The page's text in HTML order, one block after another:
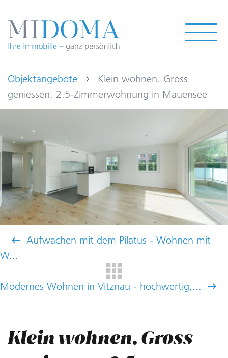
Objektangebote
Klein wohnen. Gross
geniessen. 2.5-Zimmerwohnung in Mauensee
Aufwachen mit dem Pilatus - Wohnen mit
W...
Modernes Wohnen in Vitznau - hochwertig,...
Klein wohnen. Gross